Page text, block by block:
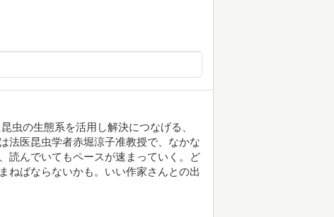
虫の生態系を活用し解決につなげる、
法医昆虫学者赤堀涼子准教授で、なかな
読んでいてもペースが速まっていく。ど
ねばならないかも。いい作家さんとの出